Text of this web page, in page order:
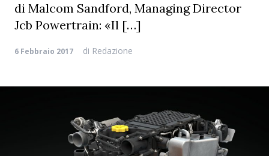
di Malcom Sandford, Managing Director
Jcb Powertrain: «Il […]
6 Febbraio 2017 di Redazione